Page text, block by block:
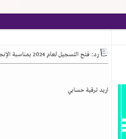
رد: فتح التسجيل لعام 2024 بمناسبة الإنجاز الجديد
اريد ترقية حسابي